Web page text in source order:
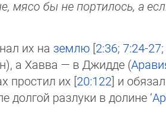
мясо бы не пор­ти­лось, а
их на землю [2:36; 7:24-27;
а Хавва — в Джидде (
простил их [20:122] и
долгой разлуки в долине